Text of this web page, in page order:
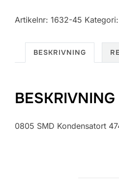
474
Artikelnr: 1632-45 Kategori:
BESKRIVNING
BESKRIVNING
0805 SMD Kondensatort